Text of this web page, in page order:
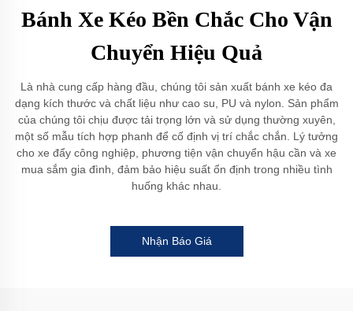
Bánh Xe Kéo Bền Chắc Cho Vận
Chuyển Hiệu Quả
Là nhà cung cấp hàng đầu, chúng tôi sản xuất bánh xe kéo đa
dạng kích thước và chất liệu như cao su, PU và nylon. Sản phẩm
của chúng tôi chịu được tải trọng lớn và sử dụng thường xuyên,
một số mẫu tích hợp phanh để cố định vị trí chắc chắn. Lý tưởng
cho xe đẩy công nghiệp, phương tiện vận chuyển hậu cần và xe
mua sắm gia đình, đảm bảo hiệu suất ổn định trong nhiều tình
huống khác nhau.
Nhận Báo Giá